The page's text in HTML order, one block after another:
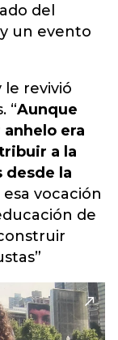
del
un evento
le revivió
“Aunque
anhelo era
a la
desde la
vocación
de